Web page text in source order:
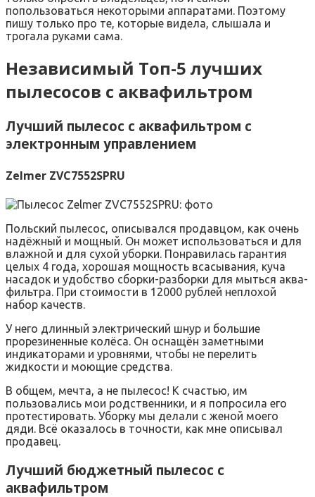
попользоваться некоторыми аппаратами. Поэтому
пишу только про те, которые видела, слышала и
трогала руками сама.
Независимый Топ-5 лучших
пылесосов с аквафильтром
Лучший пылесос с аквафильтром с
электронным управлением
Zelmer ZVC7552SPRU
Польский пылесос, описывался продавцом, как очень
надёжный и мощный. Он может использоваться и для
влажной и для сухой уборки. Понравилась гарантия
целых 4 года, хорошая мощность всасывания, куча
насадок и удобство сборки-разборки для мыться аква-
фильтра. При стоимости в 12000 рублей неплохой
набор качеств.
У него длинный электрический шнур и большие
прорезиненные колёса. Он оснащён заметными
индикаторами и уровнями, чтобы не перелить
жидкости и моющие средства.
В общем, мечта, а не пылесос! К счастью, им
пользовались мои родственники, и я попросила его
протестировать. Уборку мы делали с женой моего
дяди. Всё оказалось в точности, как мне описывал
продавец.
Лучший бюджетный пылесос с
аквафильтром